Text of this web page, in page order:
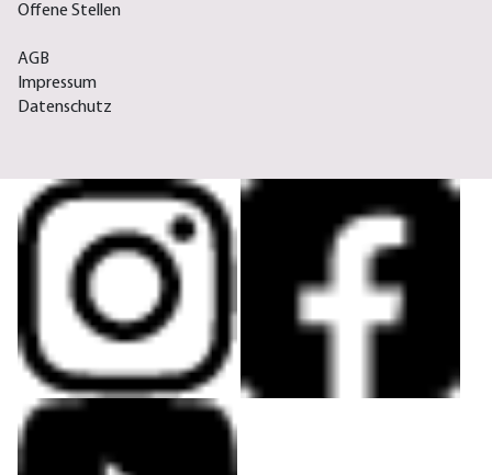
Offene Stellen
AGB
Impressum
Datenschutz